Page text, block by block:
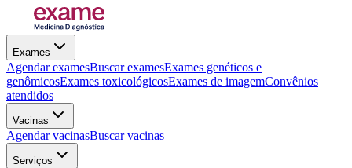
Exames
Agendar examesBuscar examesExames genéticos e
genômicosExames toxicológicosExames de imagemConvênios
atendidos
Vacinas
Agendar vacinasBuscar vacinas
Serviços